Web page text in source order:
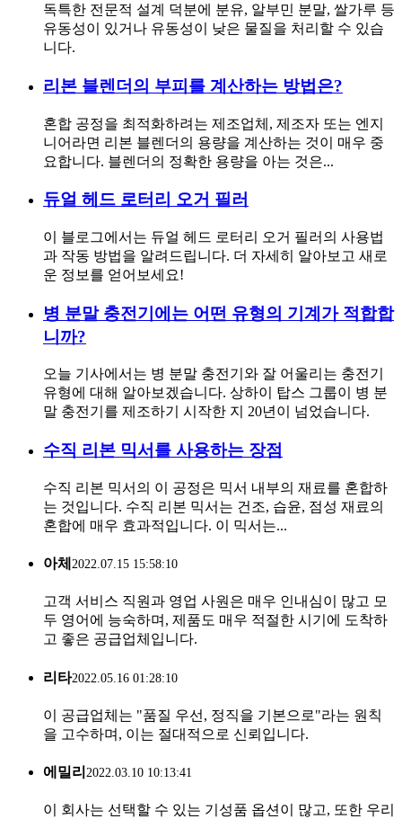
독특한 전문적 설계 덕분에 분유, 알부민 분말, 쌀가루 등
유동성이 있거나 유동성이 낮은 물질을 처리할 수 있습
니다.
리본 블렌더의 부피를 계산하는 방법은?
혼합 공정을 최적화하려는 제조업체, 제조자 또는 엔지
니어라면 리본 블렌더의 용량을 계산하는 것이 매우 중
요합니다. 블렌더의 정확한 용량을 아는 것은...
듀얼 헤드 로터리 오거 필러
이 블로그에서는 듀얼 헤드 로터리 오거 필러의 사용법
과 작동 방법을 알려드립니다. 더 자세히 알아보고 새로
운 정보를 얻어보세요!
병 분말 충전기에는 어떤 유형의 기계가 적합합
니까?
오늘 기사에서는 병 분말 충전기와 잘 어울리는 충전기
유형에 대해 알아보겠습니다. 상하이 탑스 그룹이 병 분
말 충전기를 제조하기 시작한 지 20년이 넘었습니다.
수직 리본 믹서를 사용하는 장점
수직 리본 믹서의 이 공정은 믹서 내부의 재료를 혼합하
는 것입니다. 수직 리본 믹서는 건조, 습윤, 점성 재료의
혼합에 매우 효과적입니다. 이 믹서는...
아체 2022.07.15 15:58:10
고객 서비스 직원과 영업 사원은 매우 인내심이 많고 모
두 영어에 능숙하며, 제품도 매우 적절한 시기에 도착하
고 좋은 공급업체입니다.
리타2022.05.16 01:28:10
이 공급업체는 "품질 우선, 정직을 기본으로"라는 원칙
을 고수하며, 이는 절대적으로 신뢰입니다.
에밀리 2022.03.10 10:13:41
이 회사는 선택할 수 있는 기성품 옵션이 많고, 또한 우리